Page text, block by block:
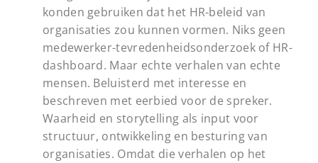
konden gebruiken dat het HR-beleid van
organisaties zou kunnen vormen. Niks geen
medewerker-tevredenheidsonderzoek of HR-
dashboard. Maar echte verhalen van echte
mensen. Beluisterd met interesse en
beschreven met eerbied voor de spreker.
Waarheid en storytelling als input voor
structuur, ontwikkeling en besturing van
organisaties. Omdat die verhalen op het